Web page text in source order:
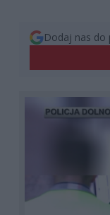
Dodaj nas do